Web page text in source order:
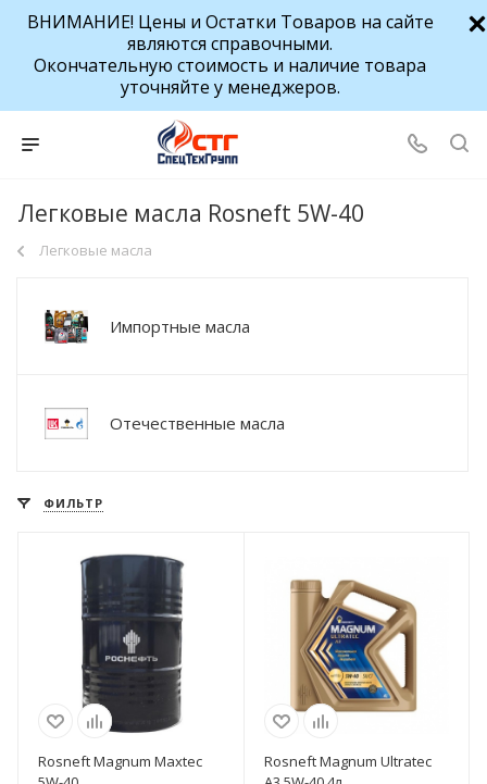
ВНИМАНИЕ! Цены и Остатки Товаров на сайте
являются справочными.
Окончательную стоимость и наличие товара
уточняйте у менеджеров.
Легковые масла Rosneft 5W-40
Легковые масла
Импортные масла
Отечественные масла
ФИЛЬТР
Rosneft Magnum Maxtec
Rosneft Magnum Ultratec